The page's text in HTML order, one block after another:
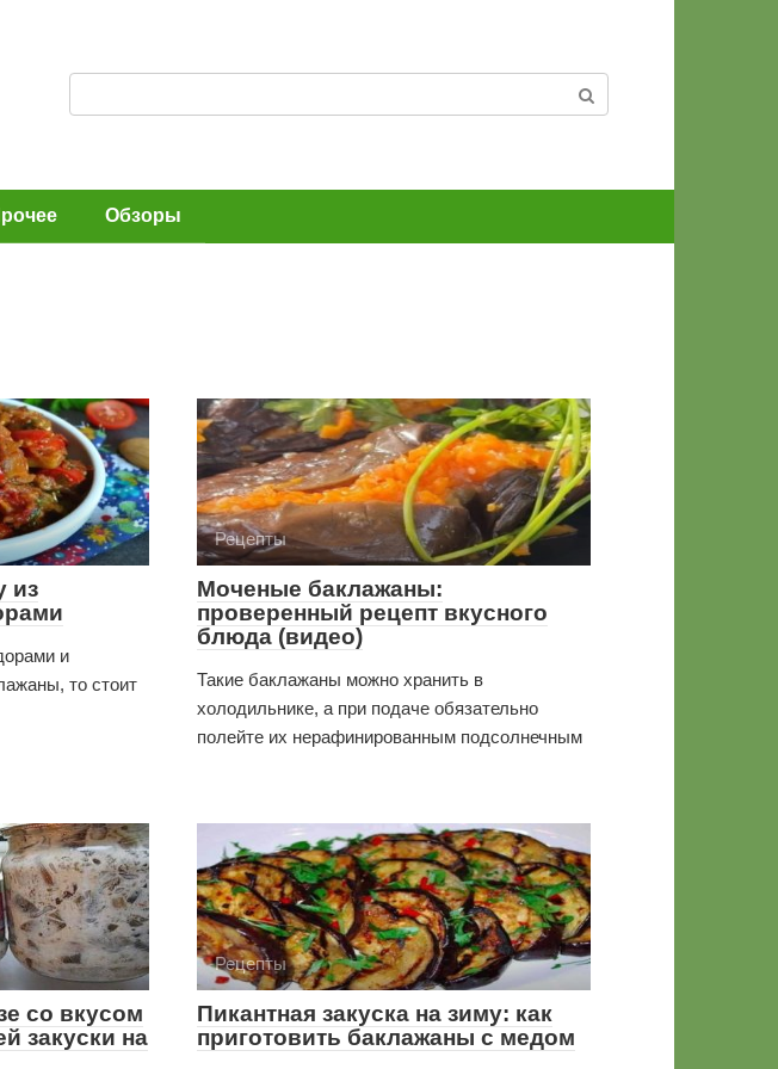
с
Обзоры
из
и
то стоит
Рецепты
Моченые баклажаны:
проверенный рецепт вкусного
блюда (видео)
Такие баклажаны можно хранить в
холодильнике, а при подаче обязательно
полейте их нерафинированным подсолнечным
со вкусом
закуски на
Рецепты
Пикантная закуска на зиму: как
приготовить баклажаны с медом